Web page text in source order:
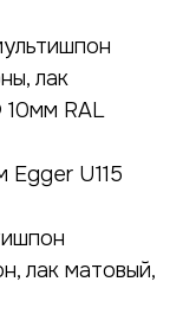
лак
RAL
U115
лак матовый,